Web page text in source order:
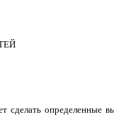
определенные